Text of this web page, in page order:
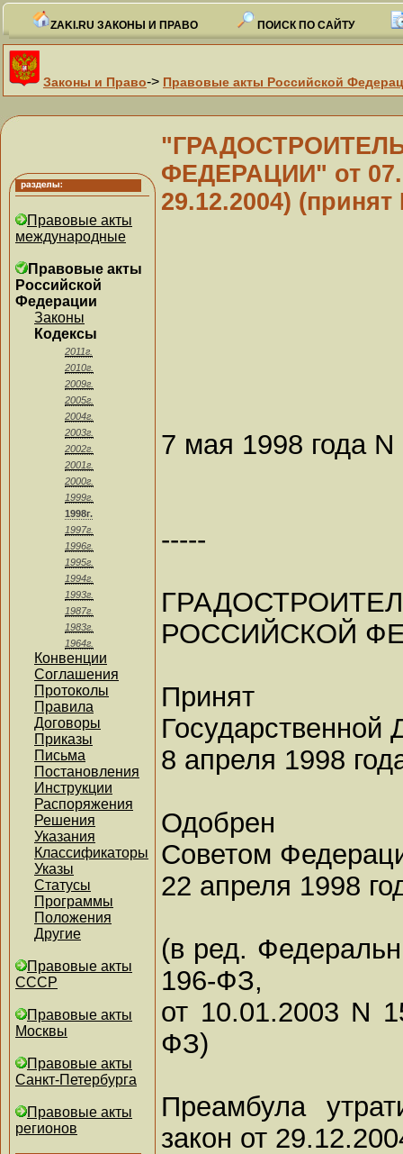
ZAKI.RU ЗАКОНЫ И ПРАВО ПОИСК ПО САЙТУ
Законы и Право-> Правовые акты Российской
Правовые акты
международные
Правовые акты
Российской
Федерации
Законы
Кодексы
2011г.
2010г.
2009г.
2005г.
2004г.
2003г.
2002г.
2001г.
2000г.
1999г.
1998г.
1997г.
1996г.
1995г.
1994г.
1993г.
1987г.
1983г.
1964г.
Конвенции
Соглашения
Протоколы
Правила
Договоры
Приказы
Письма
Постановления
Инструкции
Распоряжения
Решения
Указания
Классификаторы
Указы
Статусы
Программы
Положения
Другие
Правовые акты
СССР
Правовые акты
Москвы
Правовые акты
Санкт-Петербурга
Правовые акты
регионов
ФЕДЕРАЦИИ" от
29.12.2004)
7 мая 1998 года
-----
РОССИЙСКОЙ
Принят
Государственной
8 апреля 1998
Одобрен
Советом
22 апреля 1998
(в ред.
196-ФЗ,
от 10.01.2003 N
ФЗ)
Преамбула
закон от